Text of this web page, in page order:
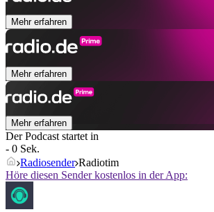
Mehr erfahren
Mehr erfahren
Mehr erfahren
Der Podcast startet in
- 0 Sek.
Radiosender Radiotim
Höre diesen Sender kostenlos in der App: